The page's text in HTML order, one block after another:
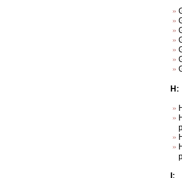
H:
I: